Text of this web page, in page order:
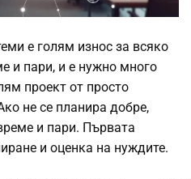
е голям износ за всяко
и пари, и е нужно много
проект от просто
не се планира добре,
и пари. Първата
и оценка на нуждите.